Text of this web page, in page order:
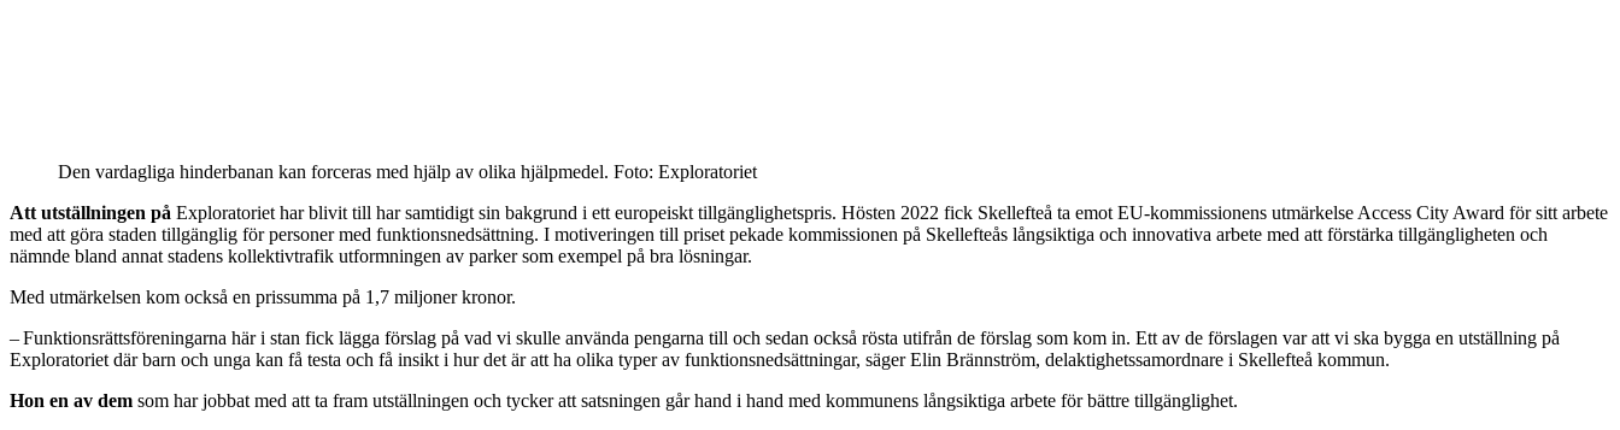
Den vardagliga hinderbanan kan forceras med hjälp av olika hjälpmedel. Foto: Exploratoriet
Att utställningen på Exploratoriet har blivit till har samtidigt sin bakgrund i ett europeiskt tillgänglighetspris. Hösten 2022 fick Skellefteå ta emot EU-kommissionens utmärkelse Access City Award för sitt arbete
med att göra staden tillgänglig för personer med funktionsnedsättning. I motiveringen till priset pekade kommissionen på Skellefteås långsiktiga och innovativa arbete med att förstärka tillgängligheten och
nämnde bland annat stadens kollektivtrafik utformningen av parker som exempel på bra lösningar.
Med utmärkelsen kom också en pris­summa på 1,7 miljoner kronor.
– Funktionsrättsföreningarna här i stan fick lägga förslag på vad vi skulle använda pengarna till och sedan också rösta utifrån de förslag som kom in. Ett av de förslagen var att vi ska bygga en utställning på
Exploratoriet där barn och unga kan få testa och få insikt i hur det är att ha olika typer av funktionsnedsättningar, säger Elin Brännström, delaktighetssamordnare i Skellefteå kommun.
Hon en av dem som har jobbat med att ta fram utställningen och tycker att satsningen går hand i hand med kommunens långsiktiga arbete för bättre tillgänglighet.